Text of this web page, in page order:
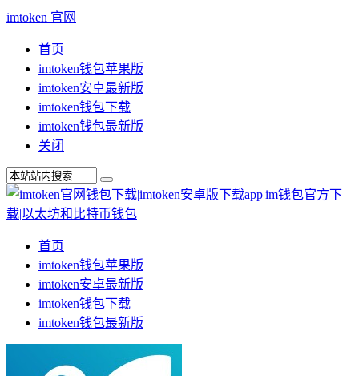
imtoken 官网
首页
imtoken钱包苹果版
imtoken安卓最新版
imtoken钱包下载
imtoken钱包最新版
关闭
首页
imtoken钱包苹果版
imtoken安卓最新版
imtoken钱包下载
imtoken钱包最新版